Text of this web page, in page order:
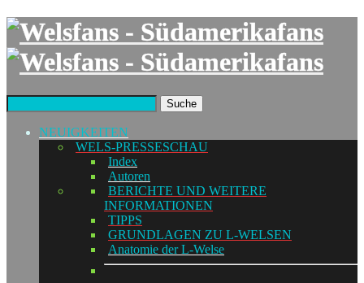
Suche
NEUIGKEITEN
WELS-PRESSESCHAU
Index
Autoren
BERICHTE UND WEITERE
INFORMATIONEN
TIPPS
GRUNDLAGEN ZU L-WELSEN
Anatomie der L-Welse